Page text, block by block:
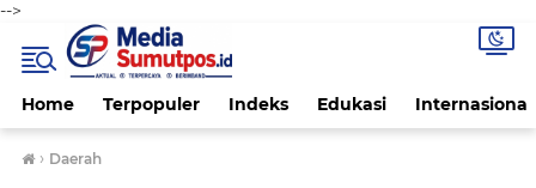
-->
Home Terpopuler Indeks Edukasi Internasional
› Daerah